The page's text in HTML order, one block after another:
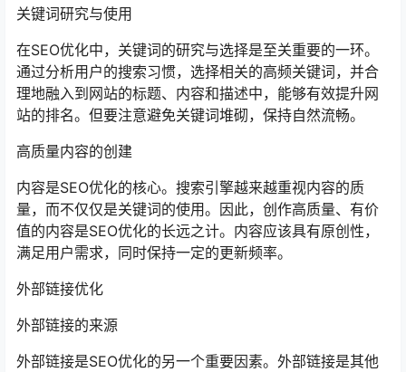
关键词研究与使用
在SEO优化中，关键词的研究与选择是至关重要的一环。
通过分析用户的搜索习惯，选择相关的高频关键词，并合
理地融入到网站的标题、内容和描述中，能够有效提升网
站的排名。但要注意避免关键词堆砌，保持自然流畅。
高质量内容的创建
内容是SEO优化的核心。搜索引擎越来越重视内容的质
量，而不仅仅是关键词的使用。因此，创作高质量、有价
值的内容是SEO优化的长远之计。内容应该具有原创性，
满足用户需求，同时保持一定的更新频率。
外部链接优化
外部链接的来源
外部链接是SEO优化的另一个重要因素。外部链接是其他